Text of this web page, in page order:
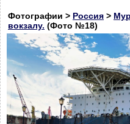
Фотографии > Россия >
вокзалу. (Фото №18)